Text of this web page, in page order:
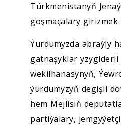
Türkmenistanyň
goşmaçalary
Ýurdumyzda abraýly
gatnaşyklar
wekilhanasynyň,
ýurdumyzyň degişli
hem Mejlisiň
partiýalary,